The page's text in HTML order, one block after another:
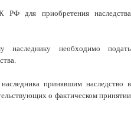
для приобретения наследства
наследнику необходимо подать
принявшим наследство в
о фактическом принятии